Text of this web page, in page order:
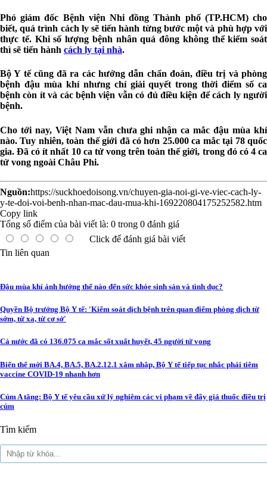
Phó giám đốc Bệnh viện Nhi đồng Thành phố (TP.HCM) cho
biết, quá trình cách ly sẽ tiến hành từng bước một và phù hợp với
thực tế. Khi số lượng bệnh nhân quá đông không thể kiểm soát
thì sẽ tiến hành cách ly tại nhà.
Bộ Y tế cũng đã ra các hướng dẫn chẩn đoán, điều trị và phòng
bệnh đậu mùa khỉ nhưng chỉ giải quyết trong thời điểm số ca
bệnh còn ít và các bệnh viện vẫn có đủ điều kiện để cách ly người
bệnh.
Cho tới nay, Việt Nam vẫn chưa ghi nhận ca mắc đậu mùa khỉ
nào. Tuy nhiên, toàn thế giới đã có hơn 25.000 ca mắc tại 78 quốc
gia. Đã có ít nhất 10 ca tử vong trên toàn thế giới, trong đó có 4 ca
tử vong ngoài Châu Phi.
Nguồn:https://suckhoedoisong.vn/chuyen-gia-noi-gi-ve-viec-cach-ly-
y-te-doi-voi-benh-nhan-mac-dau-mua-khi-169220804175252582.htm
Copy link
Tổng số điểm của bài viết là: 0 trong 0 đánh giá
Click để đánh giá bài viết
Tin liên quan
Đậu mùa khỉ ảnh hưởng thế nào đến sức khỏe sinh sản và tình dục?
Quyền Bộ trưởng Bộ Y tế: 'Kiểm soát dịch bệnh trên quan điểm phòng dịch từ
sớm, từ xa, từ cơ sở'
Cả nước đã có 136.075 ca mắc sốt xuất huyết, 45 người tử vong
Biến thể mới BA.4, BA.5, BA.2.12.1 xâm nhập, Bộ Y tế tiếp tục nhắc phải tiêm
vaccine COVID-19 nhanh hơn
Cúm A tăng: Bộ Y tế yêu cầu xử lý nghiêm các vi phạm về đẩy giá thuốc điều trị
cúm
Tìm kiếm